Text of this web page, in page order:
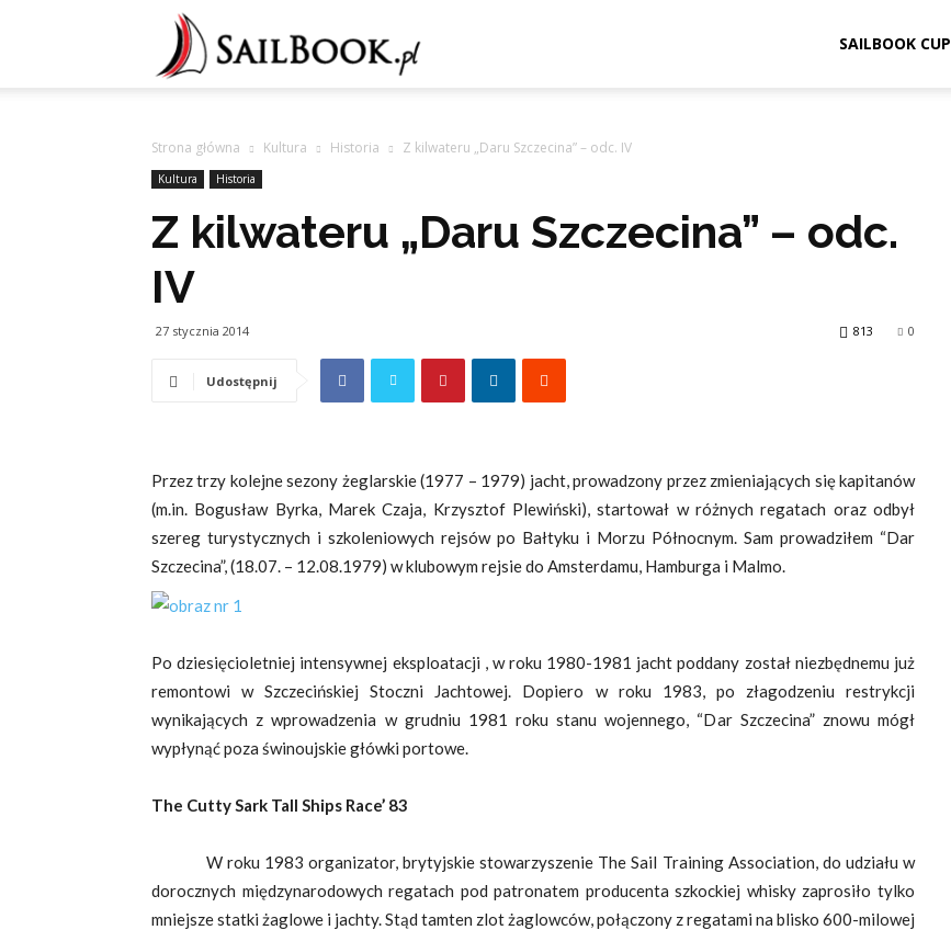
SAILBOOK CUP
Strona główna Kultura Historia Z kilwateru „Daru Szczecina” – odc. IV
Kultura Historia
Z kilwateru „Daru Szczecina” – odc.
IV
27 stycznia 2014 0
813
Udostępnij
Przez trzy kolejne sezony żeglarskie (1977 – 1979) jacht, prowadzony przez zmieniających się kapitanów
(m.in. Bogusław Byrka, Marek Czaja, Krzysztof Plewiński), startował w różnych regatach oraz odbył
szereg turystycznych i szkoleniowych rejsów po Bałtyku i Morzu Północnym. Sam prowadziłem “Dar
Szczecina”, (18.07. – 12.08.1979) w klubowym rejsie do Amsterdamu, Hamburga i Malmo.
Po dziesięcioletniej intensywnej eksploatacji , w roku 1980-1981 jacht poddany został niezbędnemu już
remontowi w Szczecińskiej Stoczni Jachtowej. Dopiero w roku 1983, po złagodzeniu restrykcji
wynikających z wprowadzenia w grudniu 1981 roku stanu wojennego, “Dar Szczecina” znowu mógł
wypłynąć poza świnoujskie główki portowe.
The Cutty Sark Tall Ships Race’ 83
W roku 1983 organizator, brytyjskie stowarzyszenie The Sail Training Association, do udziału w
dorocznych międzynarodowych regatach pod patronatem producenta szkockiej whisky zaprosiło tylko
mniejsze statki żaglowe i jachty. Stąd tamten zlot żaglowców, połączony z regatami na blisko 600-milowej